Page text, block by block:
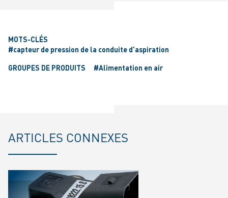
MOTS-CLÉS
#capteur de pression de la conduite d'aspiration
GROUPES DE PRODUITS
#Alimentation en air
ARTICLES CONNEXES